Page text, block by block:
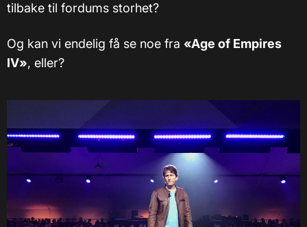
tilbake til fordums storhet?
Og kan vi endelig få se noe fra «Age of Empires
IV», eller?